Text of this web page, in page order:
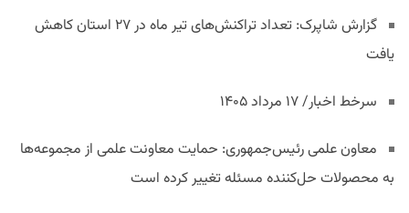
گزارش شاپرک: تعداد تراکنش‌های تیر ماه در ۲۷ استان‌ کاهش
یافت
سرخط اخبار/ ۱۷ مرداد ۱۴۰۵
معاون علمی رئیس‌جمهوری: حمایت معاونت علمی از مجموعه‌ها
به محصولات حل‌کننده مسئله تغییر کرده است